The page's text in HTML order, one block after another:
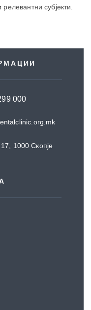
субјекти.
000
1000 Скопје